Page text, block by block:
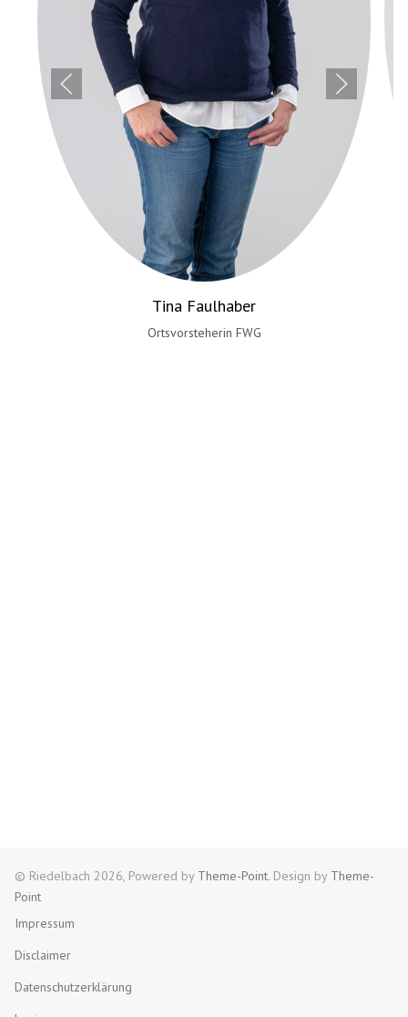
Tina Faulhaber
Ortsvorsteherin FWG
© Riedelbach 2026, Powered by Theme-Point. Design by Theme-
Point
Impressum
Disclaimer
Datenschutzerklärung